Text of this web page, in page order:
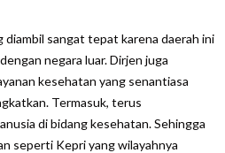
diambil sangat tepat karena daerah ini
negara luar. Dirjen juga
kesehatan yang senantiasa
Termasuk, terus
di bidang kesehatan. Sehingga
seperti Kepri yang wilayahnya